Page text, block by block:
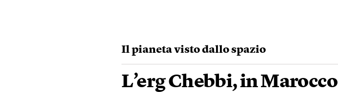
Il pianeta visto dallo spazio
L’erg Chebbi, in Marocco